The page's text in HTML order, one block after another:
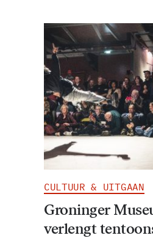
CULTUUR & UITGAAN
Groninger
verlengt